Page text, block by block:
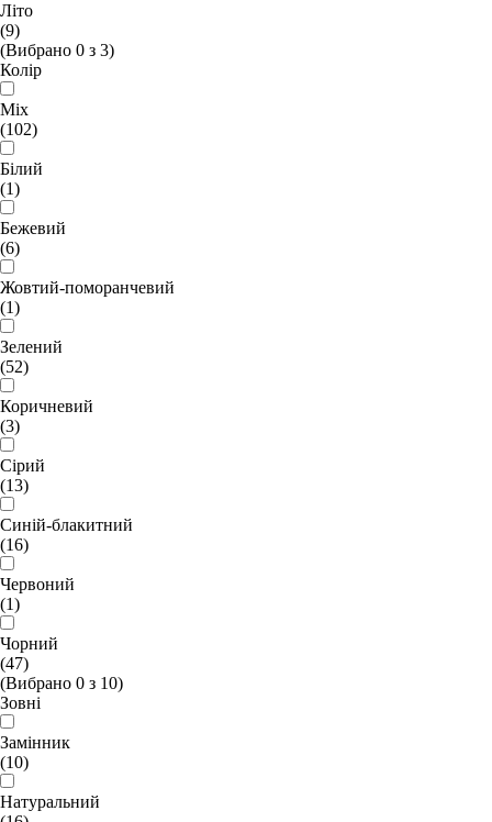
Літо
(9)
(Вибрано 0 з 3)
Колір
Mix
(102)
Білий
(1)
Бежевий
(6)
Жовтий-поморанчевий
(1)
Зелений
(52)
Коричневий
(3)
Сірий
(13)
Синій-блакитний
(16)
Червоний
(1)
Чорний
(47)
(Вибрано 0 з 10)
Зовні
Замінник
(10)
Натуральний